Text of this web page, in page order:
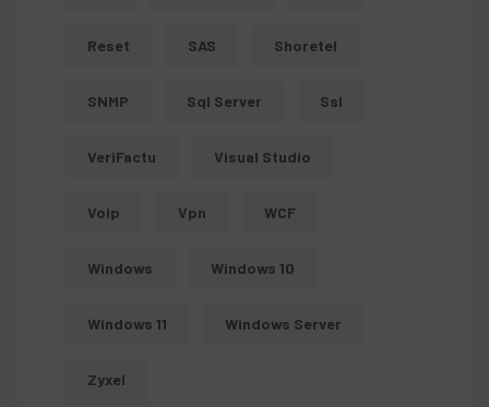
Reset SAS Shoretel
SNMP Sql Server Ssl
VeriFactu Visual Studio
Voip Vpn WCF
Windows Windows 10
Windows 11 Windows Server
Zyxel